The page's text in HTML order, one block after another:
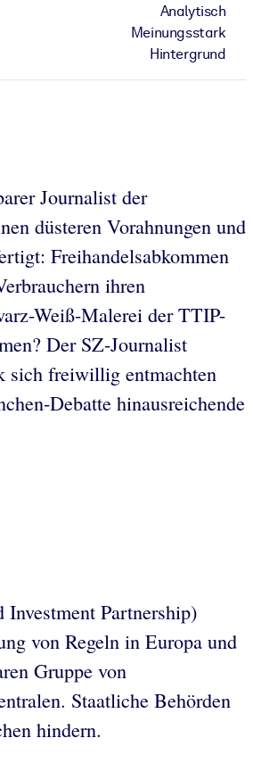
Analytisch
Meinungsstark
Hintergrund
Journalist der
düsteren Vorahnungen und
Freihandelsabkommen
ihren
Weiß-Malerei der TTIP-
Der SZ-Journalist
sich freiwillig entmachten
Debatte hinausreichende
Partnership)
von Regeln in Europa und
Gruppe von
Staatliche Behörden
hindern.